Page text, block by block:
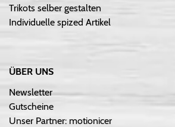
Trikots selber gestalten
Individuelle spized Artikel
ÜBER UNS
Newsletter
Gutscheine
Unser Partner: motionicer